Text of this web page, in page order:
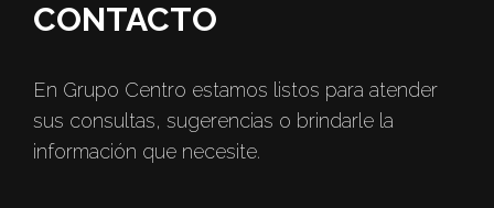
CONTACTO
En Grupo Centro estamos listos para atender
sus consultas, sugerencias o brindarle la
información que necesite.